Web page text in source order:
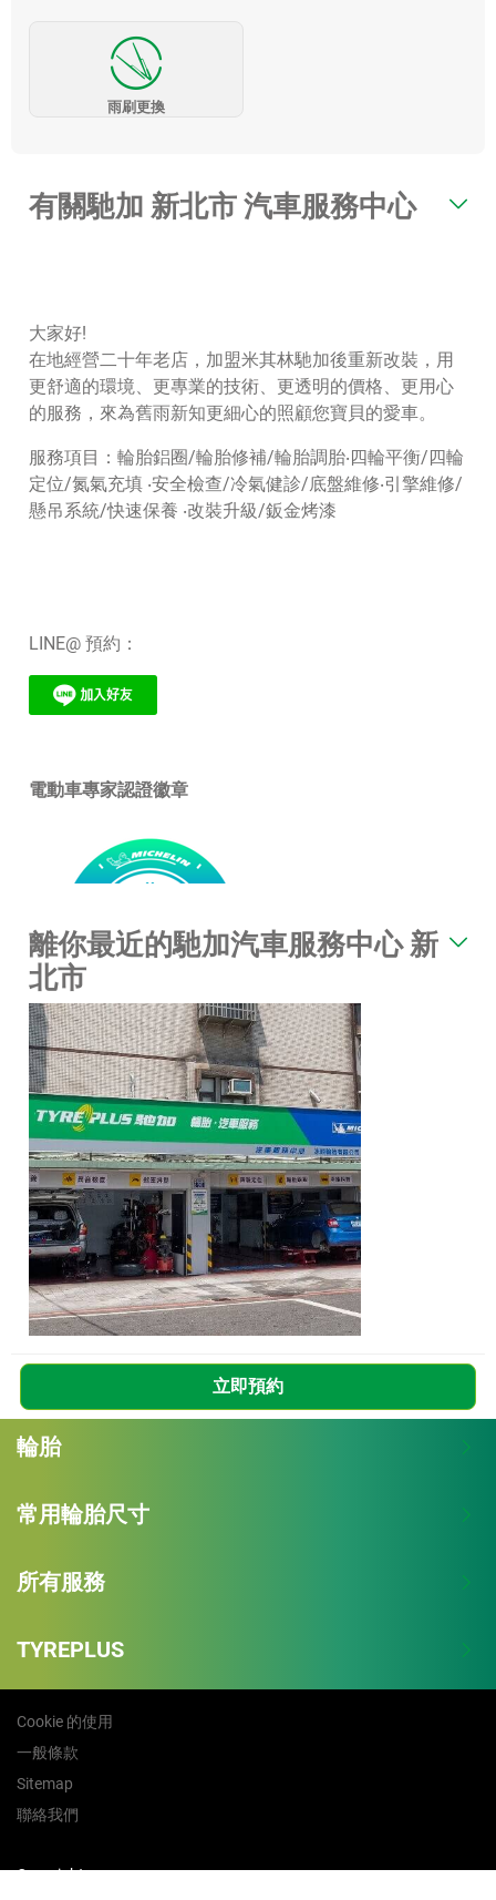
雨刷更換
有關馳加 新北市 汽車服務中心
大家好!
在地經營二十年老店，加盟米其林馳加後重新改裝，用
更舒適的環境、更專業的技術、更透明的價格、更用心
的服務，來為舊雨新知更細心的照顧您寶貝的愛車。
服務項目：輪胎鋁圈/輪胎修補/輪胎調胎‧四輪平衡/四輪
定位/氮氣充填 ‧安全檢查/冷氣健診/底盤維修‧引擎維修/
懸吊系統/快速保養 ‧改裝升級/鈑金烤漆
LINE@ 預約：
電動車專家認證徽章
離你最近的馳加汽車服務中心 新
北市
立即預約
輪胎
常用輪胎尺寸
所有服務
TYREPLUS
Cookie 的使用
一般條款
Sitemap
聯絡我們
Copyright